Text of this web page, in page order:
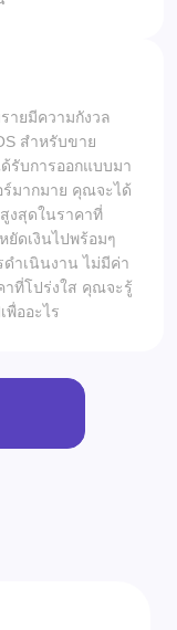
ายมีความกังวล
สำหรับขาย
รับการออกแบบมา
ร์มากมาย คุณจะได้
งสุดในราคาที่
ดเงินไปพร้อมๆ
ำเนินงาน ไม่มีค่า
าที่โปร่งใส คุณจะรู้
ออะไร